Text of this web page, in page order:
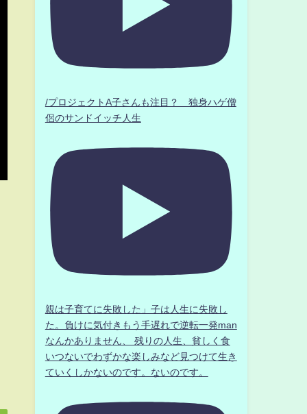
/プロジェクトA子さんも注目？ 独身ハゲ僧
侶のサンドイッチ人生
親は子育てに失敗した」子は人生に失敗し
た。負けに気付きもう手遅れで逆転一発man
なんかありません、 残りの人生、貧しく食
いつないでわずかな楽しみなど見つけて生き
ていくしかないのです。ないのです。